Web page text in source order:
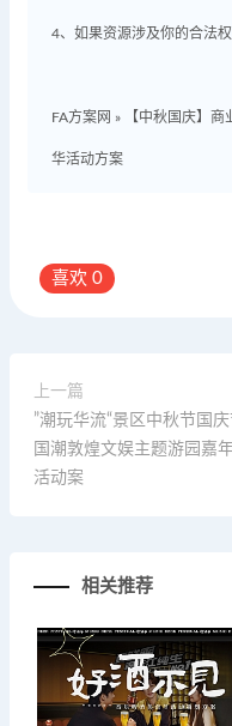
4、如果资源涉及你的合法
FA方案网 » 【中秋国庆】
华活动方案
喜欢 0
上一篇
”潮玩华流“景区中秋节国
国潮敦煌文娱主题游园嘉
活动案
相关推荐